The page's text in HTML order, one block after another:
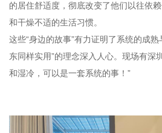
的居住舒适度，彻底改变了他们以往依
和干燥不适的生活习惯。
这些“身边的故事”有力证明了系统的成
东同样实用”的理念深入人心。现场有深
和湿冷，可以是一套系统的事！”